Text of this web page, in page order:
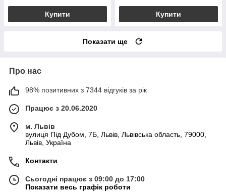
Купити Купити
Показати ще
Про нас
98% позитивних з 7344 відгуків за рік
Працює з 20.06.2020
м. Львів
вулиця Під Дубом, 7Б, Львів, Львівська область, 79000,
Львів, Україна
Контакти
Сьогодні працює з 09:00 до 17:00
Показати весь графік роботи